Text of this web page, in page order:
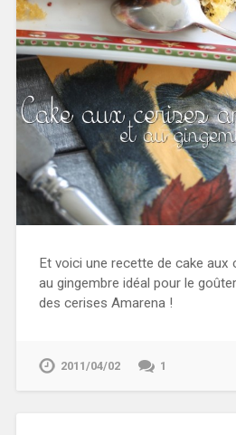
Et voici une recette de cake aux
au gingembre idéal pour le
des cerises Amarena !
2011/04/02 1